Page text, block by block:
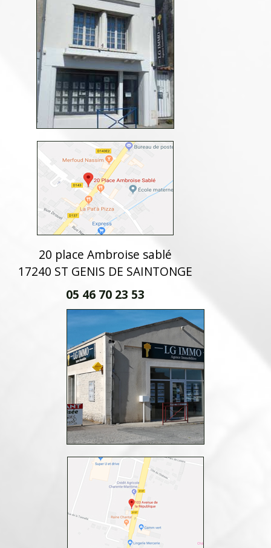
20 place Ambroise sablé
17240 ST GENIS DE SAINTONGE
05 46 70 23 53